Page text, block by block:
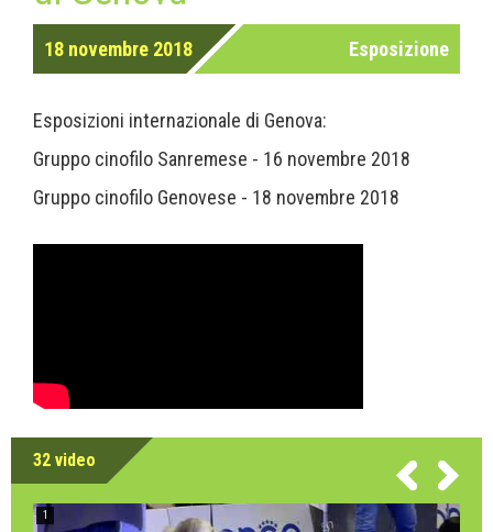
18 novembre 2018 Esposizione
Esposizioni internazionale di Genova:
Gruppo cinofilo Sanremese - 16 novembre 2018
Gruppo cinofilo Genovese - 18 novembre 2018
32 video
1